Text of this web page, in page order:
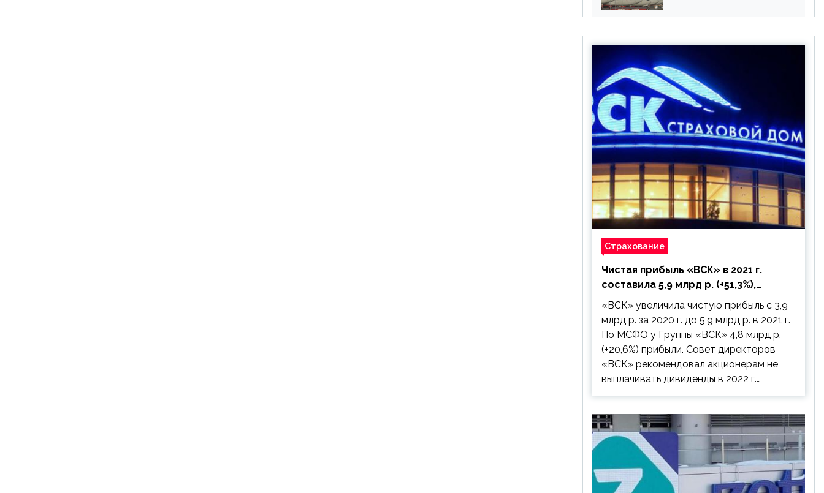
Страхование
Чистая прибыль «ВСК» в 2021 г.
составила 5,9 млрд р. (+51,3%),
дивиденды рекомендовано не
выплачивать
«ВСК» увеличила чистую прибыль с 3,9
млрд р. за 2020 г. до 5,9 млрд р. в 2021 г.
По МСФО у Группы «ВСК» 4,8 млрд р.
(+20,6%) прибыли. Совет директоров
«ВСК» рекомендовал акционерам не
выплачивать дивиденды в 2022 г.…